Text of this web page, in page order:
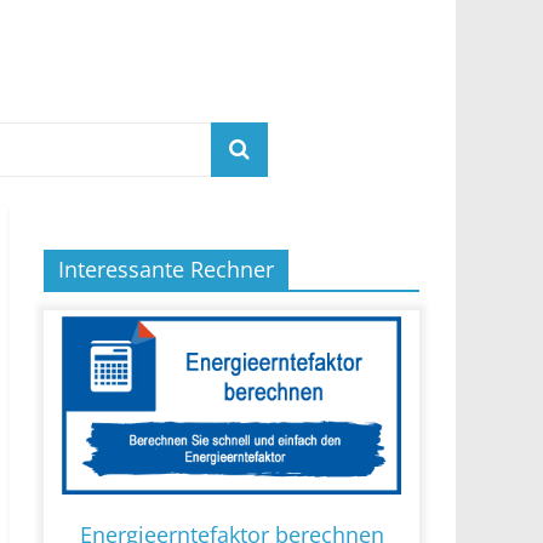
Interessante Rechner
Energieerntefaktor berechnen